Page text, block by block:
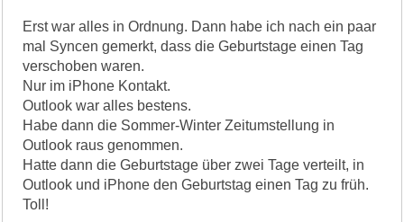
Erst war alles in Ordnung. Dann habe ich nach ein paar
mal Syncen gemerkt, dass die Geburtstage einen Tag
verschoben waren.
Nur im iPhone Kontakt.
Outlook war alles bestens.
Habe dann die Sommer-Winter Zeitumstellung in
Outlook raus genommen.
Hatte dann die Geburtstage über zwei Tage verteilt, in
Outlook und iPhone den Geburtstag einen Tag zu früh.
Toll!